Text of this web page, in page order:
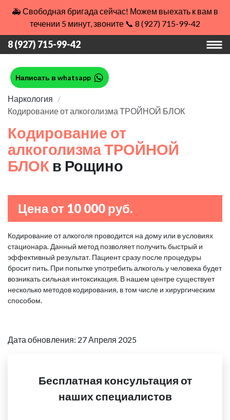
🚑 Свободная бригада сейчас! Можем выехать к вам в
течении 5 минут, звоните 📞 8 (927) 715-99-42
8 (927) 715-99-42
Написать в whatsapp
Наркология
Кодирование от алкоголизма ТРОЙНОЙ БЛОК
Кодирование от
алкоголизма ТРОЙНОЙ
БЛОК в Рощино
Цена от 10 000 руб.
Кодирование от алкоголя проводится на дому или в условиях
стационара. Данный метод позволяет получить быстрый и
эффективный результат. Пациент сразу после процедуры
бросит пить. При попытке употребить алкоголь у человека будет
возникать сильная интоксикация. В нашем центре существует
несколько методов кодирования, в том числе и хирургическим
способом.
Дата обновления: 27 Апреля 2025
Бесплатная консультация от
наших специалистов